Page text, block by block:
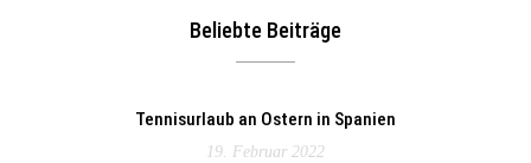
Beliebte Beiträge
Tennisurlaub an Ostern in Spanien
19. Februar 2022